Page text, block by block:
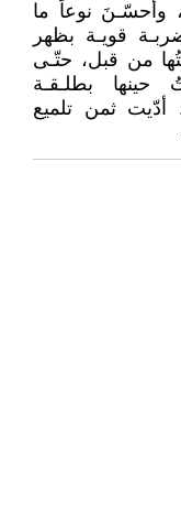
وأحسّـنَ نوعاً ما
قويـة بظهر
من قبل، حتّـى
بطلـقـة
ثمن تلميع